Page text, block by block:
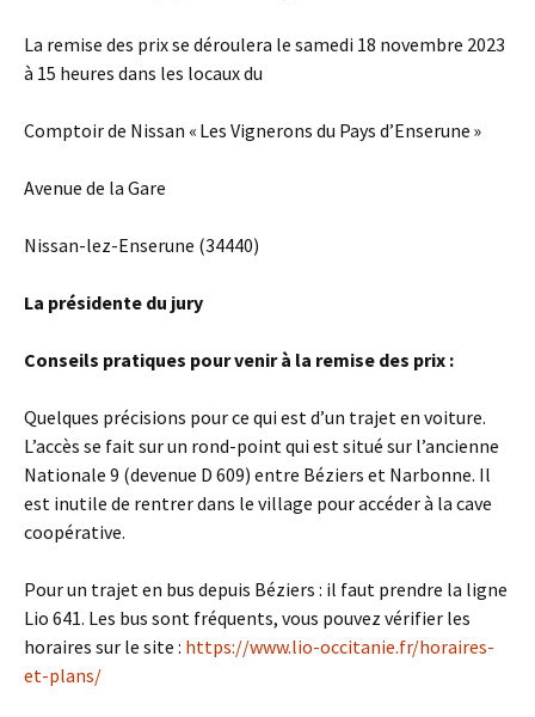
La remise des prix se déroulera le samedi 18 novembre 2023
à 15 heures dans les locaux du
Comptoir de Nissan « Les Vignerons du Pays d’Enserune »
Avenue de la Gare
Nissan-lez-Enserune (34440)
La présidente du jury
Conseils pratiques pour venir à la remise des prix :
Quelques précisions pour ce qui est d’un trajet en voiture.
L’accès se fait sur un rond-point qui est situé sur l’ancienne
Nationale 9 (devenue D 609) entre Béziers et Narbonne. Il
est inutile de rentrer dans le village pour accéder à la cave
coopérative.
Pour un trajet en bus depuis Béziers : il faut prendre la ligne
Lio 641. Les bus sont fréquents, vous pouvez vérifier les
horaires sur le site : https://www.lio-occitanie.fr/horaires-
et-plans/